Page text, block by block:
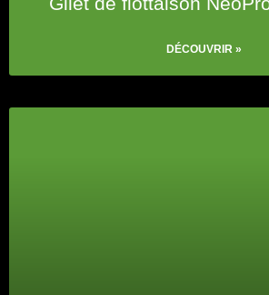
DÉCOUVRIR »